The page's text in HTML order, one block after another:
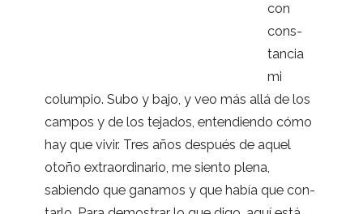
con
cons­
tan­cia
mi
colum­pio. Subo y bajo, y veo más allá de los
cam­pos y de los teja­dos, enten­diendo cómo
hay que vivir. Tres años des­pués de aquel
otoño extra­or­di­na­rio, me siento plena,
sabiendo que gana­mos y que había que con­